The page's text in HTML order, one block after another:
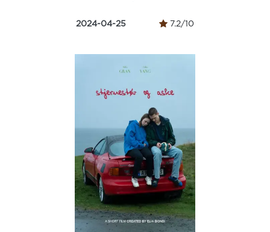
2024-04-25 7.2/10